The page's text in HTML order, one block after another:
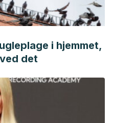
i hjemmet,
det